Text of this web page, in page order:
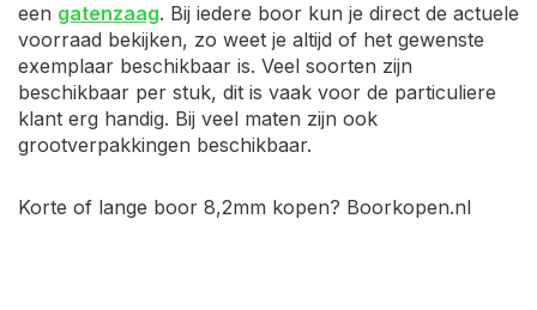
een gatenzaag. Bij iedere boor kun je direct de actuele
voorraad bekijken, zo weet je altijd of het gewenste
exemplaar beschikbaar is. Veel soorten zijn
beschikbaar per stuk, dit is vaak voor de particuliere
klant erg handig. Bij veel maten zijn ook
grootverpakkingen beschikbaar.
Korte of lange boor 8,2mm kopen? Boorkopen.nl